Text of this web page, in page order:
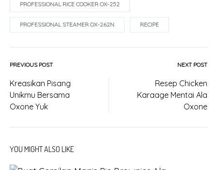
PROFESSIONAL RICE COOKER OX-252
PROFESSIONAL STEAMER OX-262N RECIPE
Post
navigation
PREVIOUS POST NEXT POST
Kreasikan Pisang
Unikmu Bersama
Oxone Yuk
Resep Chicken
Karaage Mentai Ala
Oxone
YOU MIGHT ALSO LIKE